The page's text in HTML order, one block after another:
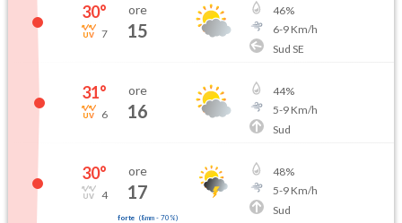
30°
7
ore
15
46%
6-9Km/h
Sud SE
31°
6
ore
16
44%
5-9Km/h
Sud
30°
4
ore
17
forte (8mm- 70 %)
48%
5-9Km/h
Sud